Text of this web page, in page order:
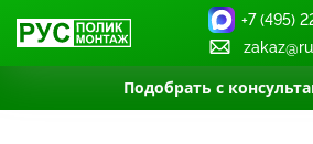
Подобрать с
+7 (495)